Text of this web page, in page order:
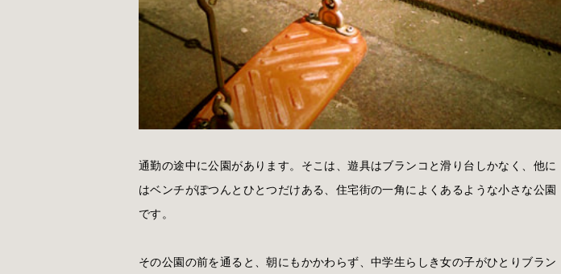
通勤の途中に公園があります。そこは、遊具はブランコと滑り台しかなく、他に
はベンチがぽつんとひとつだけある、住宅街の一角によくあるような小さな公園
です。
その公園の前を通ると、朝にもかかわらず、中学生らしき女の子がひとりブラン